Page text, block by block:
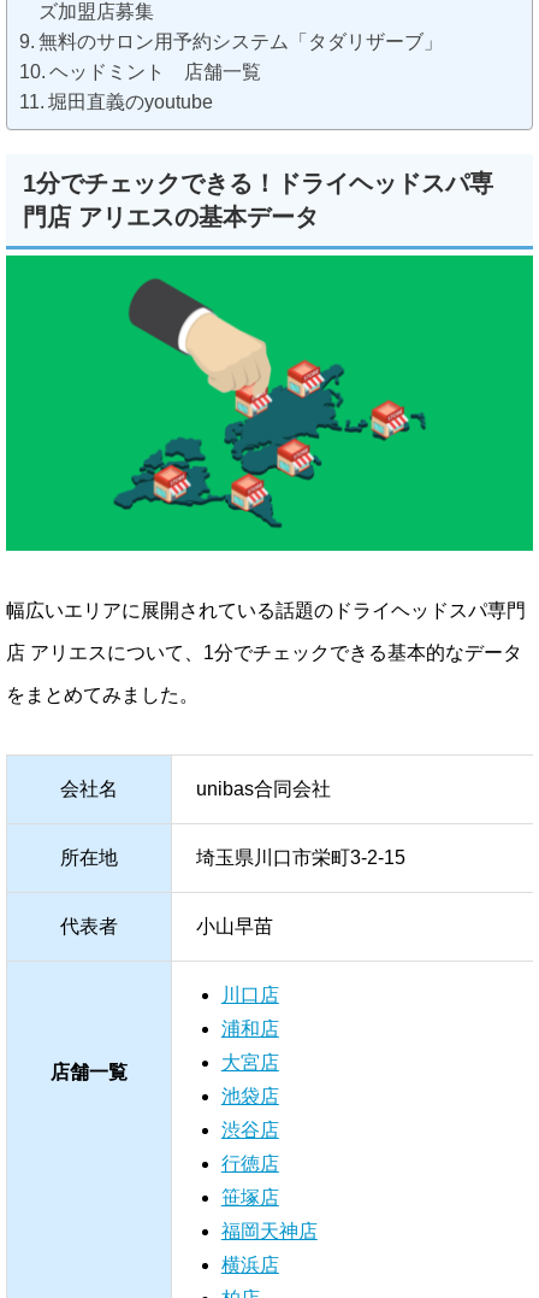
ズ加盟店募集
無料のサロン用予約システム「タダリザーブ」
ヘッドミント 店舗一覧
堀田直義のyoutube
1分でチェックできる！ドライヘッドスパ専
門店 アリエスの基本データ
幅広いエリアに展開されている話題のドライヘッドスパ専門
店 アリエスについて、1分でチェックできる基本的なデータ
をまとめてみました。
会社名 unibas合同会社
所在地 埼玉県川口市栄町3-2-15
代表者 小山早苗
店舗一覧
川口店
浦和店
大宮店
池袋店
渋谷店
行徳店
笹塚店
福岡天神店
横浜店